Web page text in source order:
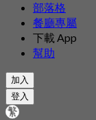
部落格
餐廳專屬
下載 App
幫助
加入
登入